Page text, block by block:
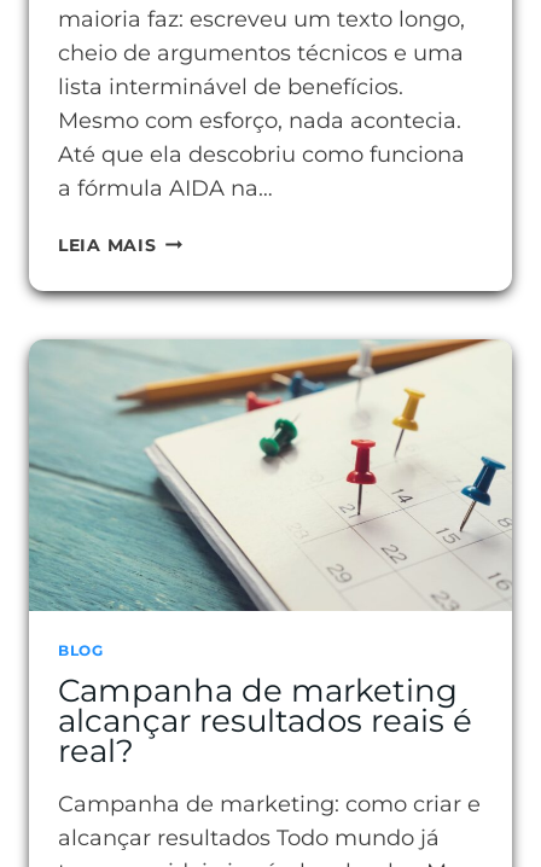
maioria faz: escreveu um texto longo,
cheio de argumentos técnicos e uma
lista interminável de benefícios.
Mesmo com esforço, nada acontecia.
Até que ela descobriu como funciona
a fórmula AIDA na…
LEIA MAISCOMO
FÓRMULA
AIDA
NA
PRÁTICA
BLOG
Campanha de marketing
alcançar resultados reais é
real?
Campanha de marketing: como criar e
alcançar resultados Todo mundo já